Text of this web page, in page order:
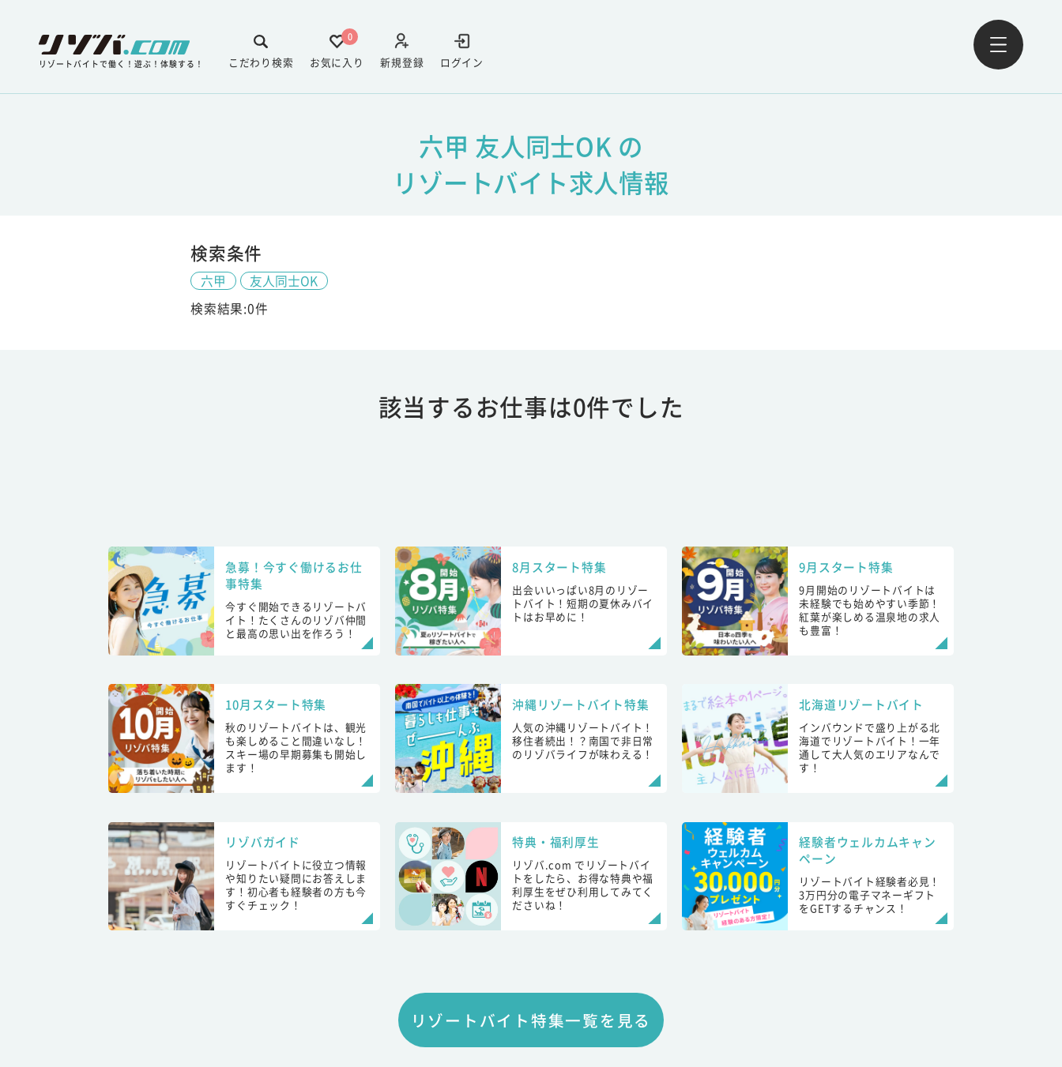
リゾートバイトで働く！遊ぶ！体験する！ ログイン
新規登録
0
お気に入り
こだわり検索
六甲 友人同士OK の
リゾートバイト求人情報
検索条件
六甲
友人同士OK
検索結果:0件
該当するお仕事は0件でした
急募！今すぐ働けるお仕
事特集
今すぐ開始できるリゾートバ
イト！たくさんのリゾバ仲間
と最高の思い出を作ろう！
8月スタート特集
出会いいっぱい8月のリゾー
トバイト！短期の夏休みバイ
トはお早めに！
9月スタート特集
9月開始のリゾートバイトは
未経験でも始めやすい季節！
紅葉が楽しめる温泉地の求人
も豊富！
10月スタート特集
秋のリゾートバイトは、観光
も楽しめること間違いなし！
スキー場の早期募集も開始し
ます！
沖縄リゾートバイト特集
人気の沖縄リゾートバイト！
移住者続出！？南国で非日常
のリゾバライフが味わえる！
北海道リゾートバイト
インバウンドで盛り上がる北
海道でリゾートバイト！一年
通して大人気のエリアなんで
す！
リゾバガイド
リゾートバイトに役立つ情報
や知りたい疑問にお答えしま
す！初心者も経験者の方も今
すぐチェック！
特典・福利厚生
リゾバ.com でリゾートバイ
トをしたら、お得な特典や福
利厚生をぜひ利用してみてく
ださいね！
経験者ウェルカムキャン
ペーン
リゾートバイト経験者必見！
3万円分の電子マネーギフト
をGETするチャンス！
リゾートバイト特集一覧を見る